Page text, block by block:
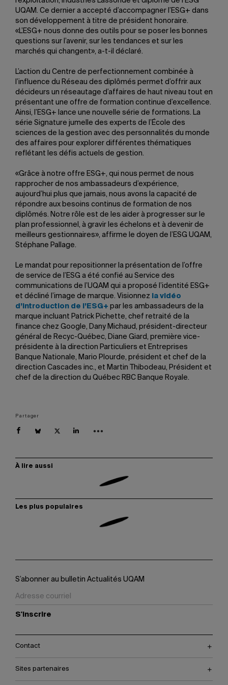
UQAM. Ce dernier a accepté d’accompagner l’ESG+ dans
son développement à titre de président honoraire.
«L’ESG+ nous donne des outils pour se poser les bonnes
questions sur l’avenir, sur les tendances et sur les
marchés qui changent», a-t-il déclaré.
L’action du Centre de perfectionnement combinée à
l’influence du Réseau des diplômés permet d’offrir aux
décideurs un réseautage d’affaires de haut niveau tout en
présentant une offre de formation continue d’excellence.
Ainsi, l’ESG+ lance une nouvelle série de formations. La
série Signature jumelle des experts de l’École des
sciences de la gestion avec des personnalités du monde
des affaires pour explorer différentes thématiques
reflétant les défis actuels de gestion.
«Grâce à notre offre ESG+, qui nous permet de nous
rapprocher de nos ambassadeurs d’expérience,
aujourd’hui plus que jamais, nous avons la capacité de
répondre aux besoins continus de formation de nos
diplômés. Notre rôle est de les aider à progresser sur le
plan professionnel, à gravir les échelons et à devenir de
meilleurs gestionnaires», affirme le doyen de l’ESG UQAM,
Stéphane Pallage.
Le mandat pour repositionner la présentation de l’offre
de service de l’ESG a été confié au Service des
communications de l’UQAM qui a proposé l’identité ESG+
et décliné l’image de marque. Visionnez
la vidéo
d’introduction de l’ESG+ par les ambassadeurs de la
marque incluant Patrick Pichette, chef retraité de la
finance chez Google, Dany Michaud, président-directeur
général de Recyc-Québec, Diane Giard, première vice-
présidente à la direction Particuliers et Entreprises
Banque Nationale, Mario Plourde, président et chef de la
direction Cascades inc., et Martin Thibodeau, Président et
chef de la direction du Québec RBC Banque Royale.
Partager
À lire aussi
Les plus populaires
S’abonner au bulletin Actualités UQAM
S'inscrire
Contact
Sites partenaires